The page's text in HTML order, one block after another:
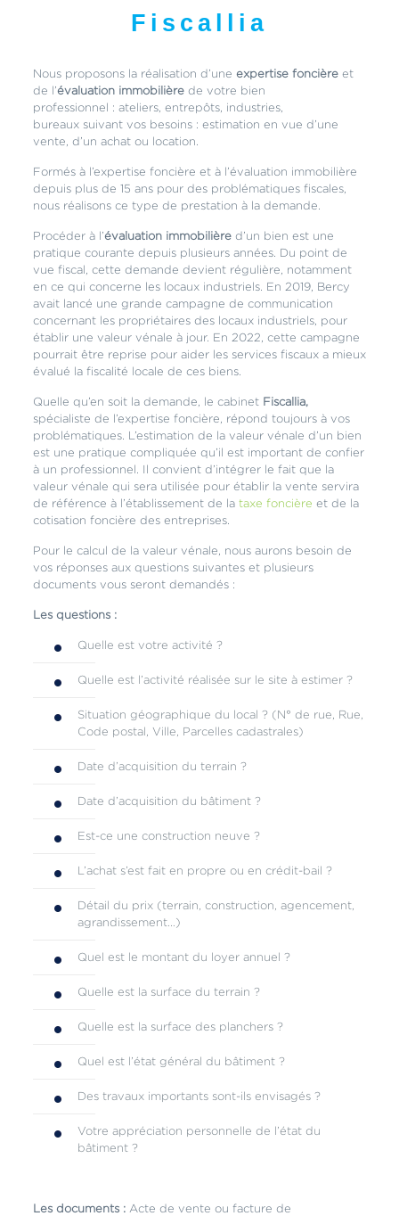
Fiscallia
Nous proposons la réalisation d’une expertise foncièreet
de l’évaluation immobilièrede votre bien
professionnel : ateliers, entrepôts, industries,
bureaux suivant vos besoins : estimation en vue d’une
vente, d’un achat ou location.
Formés à l’expertise foncière et à l’évaluation immobilière
depuis plus de 15 ans pour des problématiques fiscales,
nous réalisons ce type de prestation à la demande.
Procéder à l’évaluation immobilièred’un bien est une
pratique courante depuis plusieurs années. Du point de
vue fiscal, cette demande devient régulière, notamment
en ce qui concerne les locaux industriels. En 2019, Bercy
avait lancé une grande campagne de communication
concernant les propriétaires des locaux industriels, pour
établir une valeur vénale à jour. En 2022, cette campagne
pourrait être reprise pour aider les services fiscaux a mieux
évalué la fiscalité locale de ces biens.
Quelle qu’en soit la demande, le cabinet Fiscallia,
spécialiste de l’expertise foncière, répond toujours à vos
problématiques. L’estimation de la valeur vénale d’un bien
est une pratique compliquée qu’il est important de confier
à un professionnel. Il convient d’intégrer le fait que la
valeur vénale qui sera utilisée pour établir la vente servira
de référence à l’établissement de la taxe foncière et de la
cotisation foncière des entreprises.
Pour le calcul de la valeur vénale, nous aurons besoin de
vos réponses aux questions suivantes et plusieurs
documents vous seront demandés :
Les questions :
Quelle est votre activité ?
Quelle est l’activité réalisée sur le site à estimer ?
Situation géographique du local ? (N° de rue, Rue,
Code postal, Ville, Parcelles cadastrales)
Date d’acquisition du terrain ?
Date d’acquisition du bâtiment ?
Est-ce une construction neuve ?
L’achat s’est fait en propre ou en crédit-bail ?
Détail du prix (terrain, construction, agencement,
agrandissement…)
Quel est le montant du loyer annuel ?
Quelle est la surface du terrain ?
Quelle est la surface des planchers ?
Quel est l’état général du bâtiment ?
Des travaux importants sont-ils envisagés ?
Votre appréciation personnelle de l’état du
bâtiment ?
Les documents : Acte de vente ou facture de